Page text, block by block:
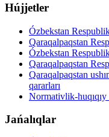
Hújjetler
Ózbekstan
Qaraqalpaqstan
Ózbekstan
Qaraqalpaqstan
Qaraqalpaqstan
qararları
Normativlik-
Jańalıqlar